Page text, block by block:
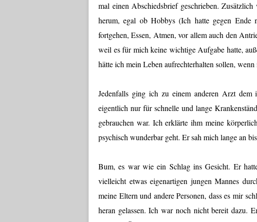
mal einen Abschiedsbrief geschrieben.
herum, egal ob Hobbys (Ich hatte gegen Ende
fortgehen, Essen, Atmen, vor allem auch den
weil es für mich keine wichtige Aufgabe hatte,
hätte ich mein Leben aufrechterhalten sollen,
Jedenfalls ging ich zu einem anderen Arzt dem
eigentlich nur für schnelle und lange
gebrauchen war. Ich erklärte ihm meine
psychisch wunderbar geht. Er sah mich lange an
Bum, es war wie ein Schlag ins Gesicht. Er
vielleicht etwas eigenartigen jungen Mannes
meine Eltern und andere Personen, dass es mir
heran gelassen. Ich war noch nicht bereit dazu.